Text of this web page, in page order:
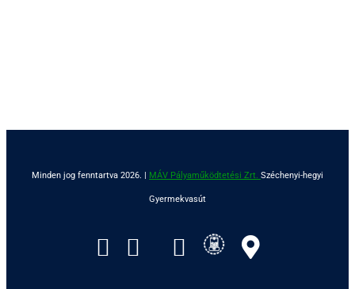
Minden jog fenntartva 2026. | MÁV Pályaműködtetési Zrt. Széchenyi-hegyi
Gyermekvasút
Facebook
Instagram
Tripadvisor
YouTube
SiHuHu